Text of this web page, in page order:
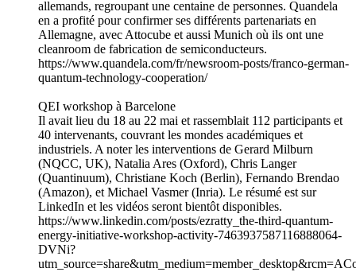
allemands, regroupant une centaine de personnes. Quandela
en a profité pour confirmer ses différents partenariats en
Allemagne, avec Attocube et aussi Munich où ils ont une
cleanroom de fabrication de semiconducteurs.
https://www.quandela.com/fr/newsroom-posts/franco-german-
quantum-technology-cooperation/
QEI workshop à Barcelone
Il avait lieu du 18 au 22 mai et rassemblait 112 participants et
40 intervenants, couvrant les mondes académiques et
industriels. A noter les interventions de Gerard Milburn
(NQCC, UK), Natalia Ares (Oxford), Chris Langer
(Quantinuum), Christiane Koch (Berlin), Fernando Brendao
(Amazon), et Michael Vasmer (Inria). Le résumé est sur
LinkedIn et les vidéos seront bientôt disponibles.
https://www.linkedin.com/posts/ezratty_the-third-quantum-
energy-initiative-workshop-activity-7463937587116888064-
DVNi?